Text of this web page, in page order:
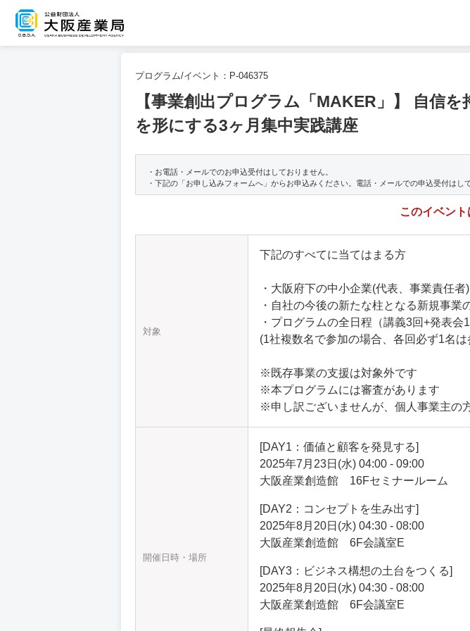
プログラム/イベント： P-046375
【事業創出プログラム「MAKER」】 自信
を形にする3ヶ月集中実践講座
・お電話・メールでのお申込受付はしておりません。
・下記の「お申し込みフォームへ」からお申込みください。電話・メールでの申込受付はし
このイベン
対象
下記のすべてに当てはまる方
・大阪府下の中小企業(代表、事業責任者)
・自社の今後の新たな柱となる新規事業
・プログラムの全日程（講義3回+発表会
(1社複数名で参加の場合、各回必ず1名
※既存事業の支援は対象外です
※本プログラムには審査があります
※申し訳ございませんが、個人事業主の
開催日時・場所
[DAY1：価値と顧客を発見する]
2025年7月23日(水) 04:00 - 09:00
大阪産業創造館 16Fセミナールーム
[DAY2：コンセプトを生み出す]
2025年8月20日(水) 04:30 - 08:00
大阪産業創造館 6F会議室E
[DAY3：ビジネス構想の土台をつくる]
2025年8月20日(水) 04:30 - 08:00
大阪産業創造館 6F会議室E